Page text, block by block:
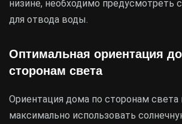
низине, необходимо предусмотреть
для отвода воды.
Оптимальная ориентация
сторонам света
Ориентация дома по сторонам света
максимально использовать